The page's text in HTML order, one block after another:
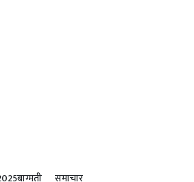
बाग्मती समाचार